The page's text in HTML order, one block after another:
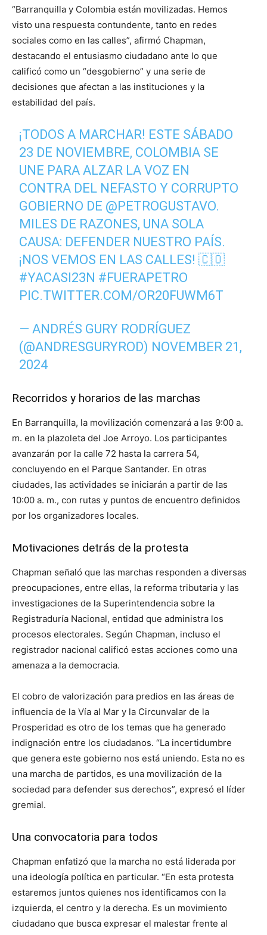
“Barranquilla y Colombia están movilizadas. Hemos
visto una respuesta contundente, tanto en redes
sociales como en las calles”, afirmó Chapman,
destacando el entusiasmo ciudadano ante lo que
calificó como un “desgobierno” y una serie de
decisiones que afectan a las instituciones y la
estabilidad del país.
¡TODOS A MARCHAR! ESTE SÁBADO
23 DE NOVIEMBRE, COLOMBIA SE
UNE PARA ALZAR LA VOZ EN
CONTRA DEL NEFASTO Y CORRUPTO
GOBIERNO DE @PETROGUSTAVO.
MILES DE RAZONES, UNA SOLA
CAUSA: DEFENDER NUESTRO PAÍS.
¡NOS VEMOS EN LAS CALLES! 🇨🇴
#YACASI23N #FUERAPETRO
PIC.TWITTER.COM/OR20FUWM6T
— ANDRÉS GURY RODRÍGUEZ
(@ANDRESGURYROD) NOVEMBER 21,
2024
Recorridos y horarios de las marchas
En Barranquilla, la movilización comenzará a las 9:00 a.
m. en la plazoleta del Joe Arroyo. Los participantes
avanzarán por la calle 72 hasta la carrera 54,
concluyendo en el Parque Santander. En otras
ciudades, las actividades se iniciarán a partir de las
10:00 a. m., con rutas y puntos de encuentro definidos
por los organizadores locales.
Motivaciones detrás de la protesta
Chapman señaló que las marchas responden a diversas
preocupaciones, entre ellas, la reforma tributaria y las
investigaciones de la Superintendencia sobre la
Registraduría Nacional, entidad que administra los
procesos electorales. Según Chapman, incluso el
registrador nacional calificó estas acciones como una
amenaza a la democracia.
El cobro de valorización para predios en las áreas de
influencia de la Vía al Mar y la Circunvalar de la
Prosperidad es otro de los temas que ha generado
indignación entre los ciudadanos. “La incertidumbre
que genera este gobierno nos está uniendo. Esta no es
una marcha de partidos, es una movilización de la
sociedad para defender sus derechos”, expresó el líder
gremial.
Una convocatoria para todos
Chapman enfatizó que la marcha no está liderada por
una ideología política en particular. “En esta protesta
estaremos juntos quienes nos identificamos con la
izquierda, el centro y la derecha. Es un movimiento
ciudadano que busca expresar el malestar frente al